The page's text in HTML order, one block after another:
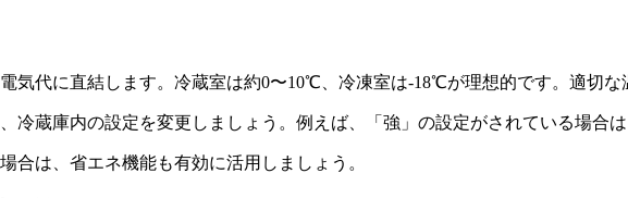
気代に直結します。冷蔵室は約0〜10℃、冷凍室は-18℃が理想的です。適切な
冷蔵庫内の設定を変更しましょう。例えば、「強」の設定がされている場合
合は、省エネ機能も有効に活用しましょう。